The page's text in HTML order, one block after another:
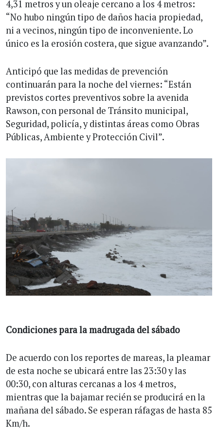
4,31 metros y un oleaje cercano a los 4 metros:
“No hubo ningún tipo de daños hacia propiedad,
ni a vecinos, ningún tipo de inconveniente. Lo
único es la erosión costera, que sigue avanzando”.
Anticipó que las medidas de prevención
continuarán para la noche del viernes: “Están
previstos cortes preventivos sobre la avenida
Rawson, con personal de Tránsito municipal,
Seguridad, policía, y distintas áreas como Obras
Públicas, Ambiente y Protección Civil”.
Condiciones para la madrugada del sábado
De acuerdo con los reportes de mareas, la pleamar
de esta noche se ubicará entre las 23:30 y las
00:30, con alturas cercanas a los 4 metros,
mientras que la bajamar recién se producirá en la
mañana del sábado. Se esperan ráfagas de hasta 85
Km/h.